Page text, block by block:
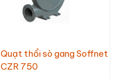
Quạt thổi sò gang Soffnet
CZR 750